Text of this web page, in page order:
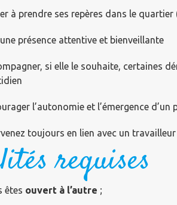
à prendre ses repères dans le
présence attentive et bienveillante
si elle le souhaite, certaines
l’autonomie et l’émergence
toujours en lien avec un
requises
êtes ouvert à l’autre ;